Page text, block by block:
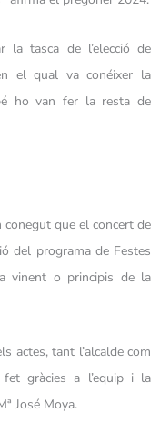
la tasca de l’elecció de
el qual va conéixer la
ho van fer la resta de
que el concert de
del programa de Festes
vinent o principis de la
actes, tant l’alcalde com
gràcies a l’equip i la
José Moya.